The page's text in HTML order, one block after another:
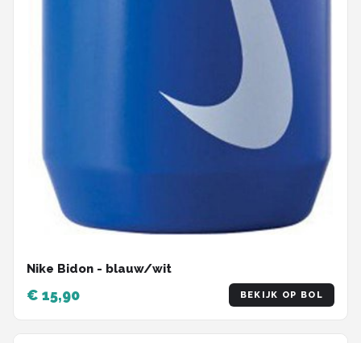
Nike Bidon - blauw/wit
€ 15,90 BEKIJK OP BOL